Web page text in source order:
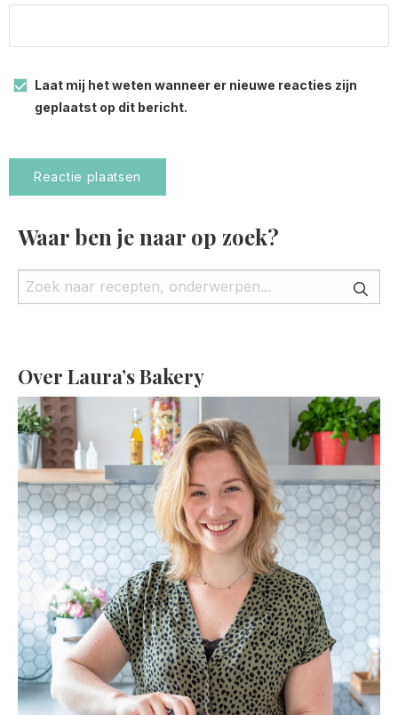
Laat mij het weten wanneer er nieuwe reacties zijn
geplaatst op dit bericht.
Waar ben je naar op zoek?
Over Laura’s Bakery